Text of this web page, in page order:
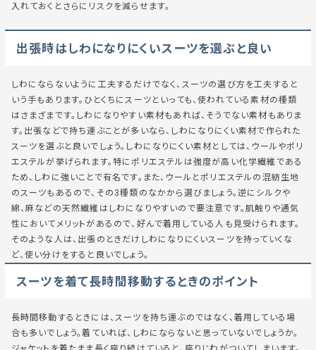
入れておくとさらにリスクを減らせます。
出張時はしわになりにくいスーツを選ぶと良い
しわにならないように工夫するだけでなく、スーツの選び方を工夫すると
いう手もあります。ひとくちにスーツといっても、使われている素材の種類
はさまざまです。しわになりやすい素材もあれば、そうでない素材もありま
す。出張などで持ち運ぶことが多いなら、しわになりにくい素材で作られた
スーツを選ぶと良いでしょう。しわになりにくい素材としては、ウールやポリ
エステルが挙げられます。特にポリエステルは強度が高い化学繊維である
ため、しわに強いことで有名です。また、ウールとポリエステルの混紡生地
のスーツもあるので、その3種類のなかから選びましょう。逆にシルクや
綿、麻などの天然繊維はしわになりやすいので要注意です。肌触りや通気
性においてメリットがあるので、好んで着用している人も見受けられます。
そのような人は、出張のときだけしわになりにくいスーツを持っていくな
ど、使い分けをすると良いでしょう。
スーツを着て長時間移動するときのポイント
長時間移動するときには、スーツを持ち運ぶのではなく、着用している場
合も多いでしょう。着ていれば、しわにならないと思っていないでしょうか。